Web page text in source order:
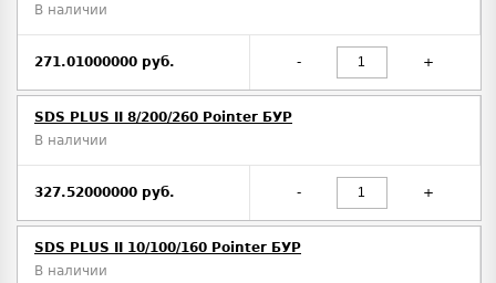
В наличии
271.01000000 руб. - +
SDS PLUS II 8/200/260 Pointer БУР
В наличии
327.52000000 руб. - +
SDS PLUS II 10/100/160 Pointer БУР
В наличии